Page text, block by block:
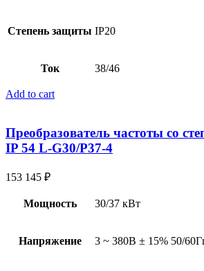
Степень защиты IP20
Ток 38/46
Add to cart
Преобразователь частоты со
IP 54 L-G30/P37-4
153 145 ₽
Мощность 30/37 кВт
Напряжение 3 ~ 380В ± 15% 50/